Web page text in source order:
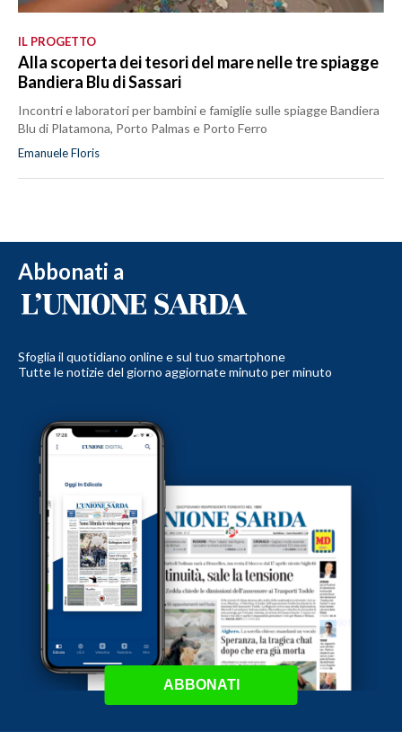
IL PROGETTO
Alla scoperta dei tesori del mare nelle tre spiagge
Bandiera Blu di Sassari
Incontri e laboratori per bambini e famiglie sulle spiagge Bandiera
Blu di Platamona, Porto Palmas e Porto Ferro
Emanuele Floris
Abbonati a
Sfoglia il quotidiano online e sul tuo smartphone
Tutte le notizie del giorno aggiornate minuto per minuto
ABBONATI